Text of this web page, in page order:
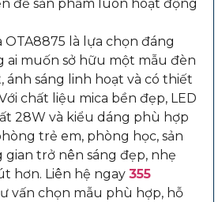
để sản phẩm luôn hoạt động
OTA8875 là lựa chọn đáng
ai muốn sở hữu một mẫu đèn
ánh sáng linh hoạt và có thiết
chất liệu mica bền đẹp, LED
28W và kiểu dáng phù hợp
trẻ em, phòng học, sản
trở nên sáng đẹp, nhẹ
hơn. Liên hệ ngay 355
vấn chọn mẫu phù hợp, hỗ